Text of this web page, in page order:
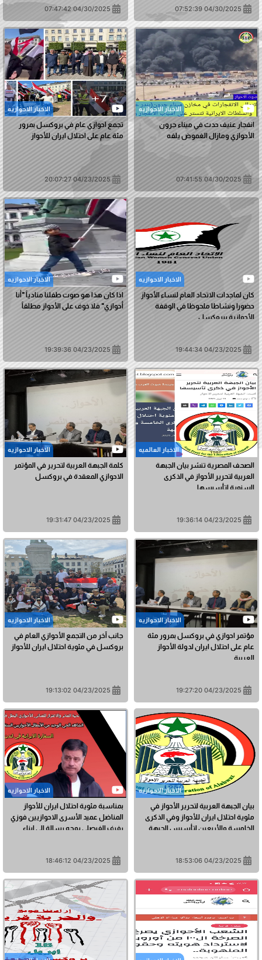
04/30/2025 07:52:39
04/30/2025 07:47:42
الاخبار الاحوازیه
انفجار عنيف حدث في ميناء جرون
الأحوازي ومازال الغموض يلفه
04/30/2025 07:41:55
الاخبار الاحوازیه
تجمع احوازي عام في بروكسل بمرور
مئة عام على احتلال ايران للأحواز
04/23/2025 20:07:27
الاخبار الاحوازیه
كان لماجدات الاتحاد العام لنساء الأحواز
حضورا ونشاطا ملحوظا في الوقفة
الأحوازية ببروكسل
04/23/2025 19:44:34
الاخبار الاحوازیه
اذا كان هذا هو صوت طفلنا منادياً "أنا
أحوازي" فلا خوف على الأحواز مطلقاً
04/23/2025 19:39:36
الاخبار العالمیه
الصحف المصرية تنشر بيان الجبهة
العربية لتحرير الأحواز في الذكرى
السنوية لتأسيسها
04/23/2025 19:36:14
الاخبار الاحوازیه
كلمة الجبهة العربية لتحرير في المؤتمر
الاحوازي المعقدة في بروكسل
04/23/2025 19:31:47
الاخبار الاحوازیه
مؤتمر احوازي في بروكسل بمرور مئة
عام على احتلال ايران لدولة الأحواز
العربية
04/23/2025 19:27:20
الاخبار الاحوازیه
جانب آخر من التجمع الأحوازي العام في
بروكسل في مئوية احتلال ايران للأحواز
04/23/2025 19:13:02
الاخبار الاحوازیه
بيان الجبهة العربية لتحرير الأحواز في
مئوية احتلال ايران للأحواز وفي الذكرى
الخامسة والأربعين لتأسيس الجبهة
04/23/2025 18:53:06
الاخبار الاحوازیه
بمناسبة مئوية احتلال ايران للأحواز
المناضل عميد الأسرى الاحوازيين فوزي
رفرف الفيصلي يوجه رسالة الى ابناء
04/23/2025 18:46:12